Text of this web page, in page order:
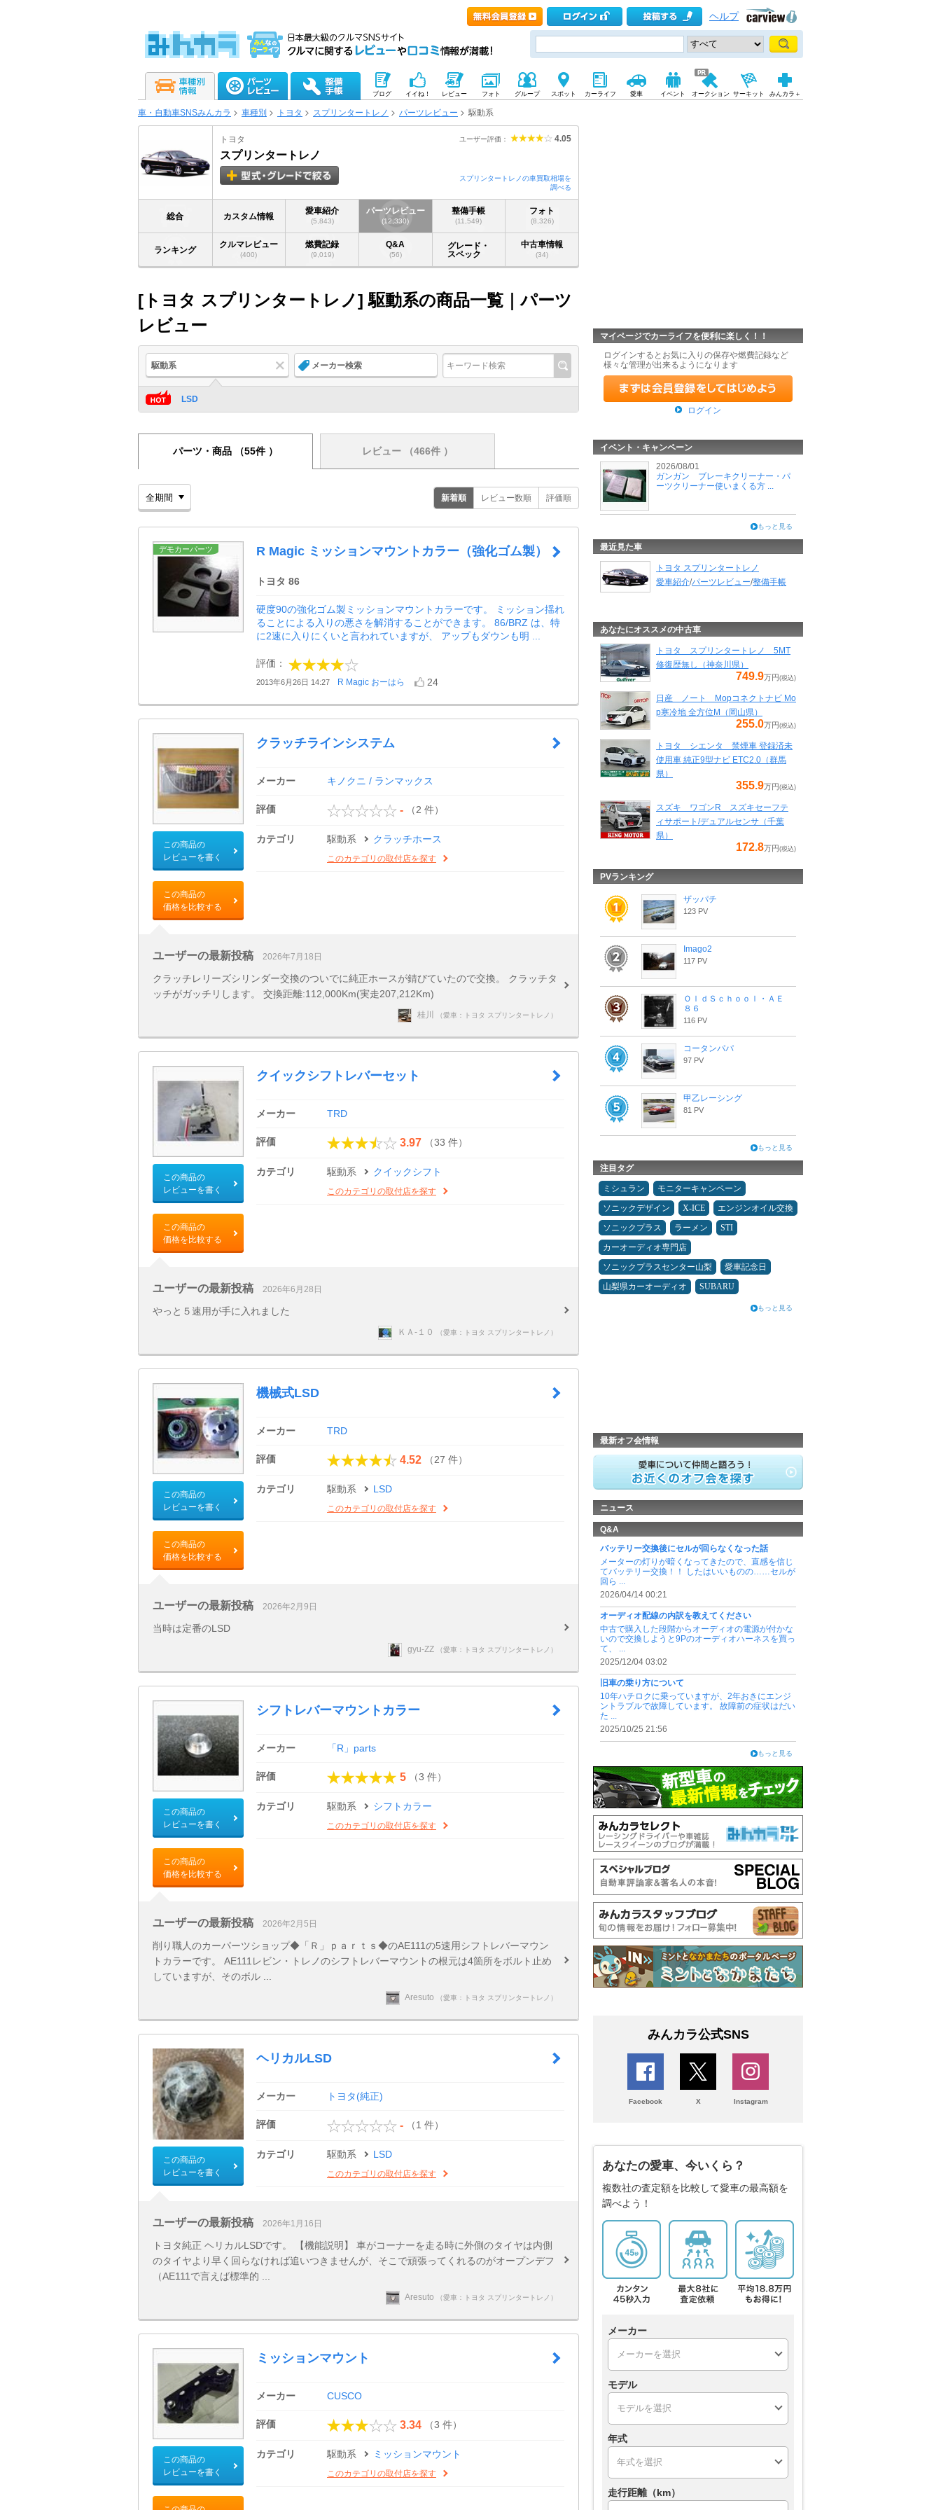
ヘルプ
ブログ イイね！ レビュー フォト グループ スポット カーライフ 愛車 イベント オークション サーキット みんカラ＋
車・自動車SNSみんカラ 車種別 トヨタ スプリンタートレノ パーツレビュー 駆動系
ユーザー評価： 4.05
トヨタ
スプリンタートレノ
スプリンタートレノの車買取相場を
調べる
総合 カスタム情報
愛車紹介
(5,843)
パーツレビュー
(12,330)
整備手帳
(11,549)
フォト
(8,326)
ランキング
クルマレビュー
(400)
燃費記録
(9,019)
Q&A
(56)
グレード・
スペック
中古車情報
(34)
[トヨタ スプリンタートレノ] 駆動系の商品一覧｜パーツ
レビュー
駆動系 メーカー検索
LSD
パーツ・商品 （55件 ） レビュー （466件 ）
新着順 レビュー数順 評価順
デモカーパーツ R Magic ミッションマウントカラー（強化ゴム製）
トヨタ 86
硬度90の強化ゴム製ミッションマウントカラーです。 ミッション揺れ
ることによる入りの悪さを解消することができます。 86/BRZ は、特
に2速に入りにくいと言われていますが、 アップもダウンも明 ...
評価：
2013年6月26日 14:27 R Magic おーはら 24
この商品の
レビューを書く
この商品の
価格を比較する
クラッチラインシステム
メーカー キノクニ / ランマックス
評価 - （2 件）
カテゴリ 駆動系 クラッチホース
このカテゴリの取付店を探す
ユーザーの最新投稿 2026年7月18日
クラッチレリーズシリンダー交換のついでに純正ホースが錆びていたので交換。 クラッチタ
ッチがガッチリします。 交換距離:112,000Km(実走207,212Km)
桂川 （愛車：トヨタ スプリンタートレノ）
この商品の
レビューを書く
この商品の
価格を比較する
クイックシフトレバーセット
メーカー TRD
評価 3.97 （33 件）
カテゴリ 駆動系 クイックシフト
このカテゴリの取付店を探す
ユーザーの最新投稿 2026年6月28日
やっと５速用が手に入れました
ＫＡ-１０ （愛車：トヨタ スプリンタートレノ）
この商品の
レビューを書く
この商品の
価格を比較する
機械式LSD
メーカー TRD
評価 4.52 （27 件）
カテゴリ 駆動系 LSD
このカテゴリの取付店を探す
ユーザーの最新投稿 2026年2月9日
当時は定番のLSD
gyu-ZZ （愛車：トヨタ スプリンタートレノ）
この商品の
レビューを書く
この商品の
価格を比較する
シフトレバーマウントカラー
メーカー 「R」parts
評価 5 （3 件）
カテゴリ 駆動系 シフトカラー
このカテゴリの取付店を探す
ユーザーの最新投稿 2026年2月5日
削り職人のカーパーツショップ◆「Ｒ」ｐａｒｔｓ◆のAE111の5速用シフトレバーマウン
トカラーです。 AE111レビン・トレノのシフトレバーマウントの根元は4箇所をボルト止め
していますが、そのボル ...
Aresuto （愛車：トヨタ スプリンタートレノ）
この商品の
レビューを書く
ヘリカルLSD
メーカー トヨタ(純正)
評価 - （1 件）
カテゴリ 駆動系 LSD
このカテゴリの取付店を探す
ユーザーの最新投稿 2026年1月16日
トヨタ純正 ヘリカルLSDです。 【機能説明】 車がコーナーを走る時に外側のタイヤは内側
のタイヤより早く回らなければ追いつきませんが、そこで頑張ってくれるのがオープンデフ
（AE111で言えば標準的 ...
Aresuto （愛車：トヨタ スプリンタートレノ）
この商品の
レビューを書く
ミッションマウント
メーカー CUSCO
評価 3.34 （3 件）
カテゴリ 駆動系 ミッションマウント
このカテゴリの取付店を探す
マイページでカーライフを便利に楽しく！！
ログインするとお気に入りの保存や燃費記録など
様々な管理が出来るようになります
ログイン
イベント・キャンペーン
2026/08/01
ガンガン ブレーキクリーナー・パ
ーツクリーナー使いまくる方 ...
もっと見る
最近見た車
トヨタ スプリンタートレノ
愛車紹介/パーツレビュー/整備手帳
あなたにオススメの中古車
トヨタ スプリンタートレノ 5MT
修復歴無し（神奈川県）
749.9万円 (税込)
日産 ノート Mopコネクトナビ Mo
p寒冷地 全方位M（岡山県）
255.0万円 (税込)
トヨタ シエンタ 禁煙車 登録済未
使用車 純正9型ナビ ETC2.0（群馬
県）
355.9万円 (税込)
スズキ ワゴンR スズキセーフテ
ィサポート/デュアルセンサ（千葉
県）
172.8万円 (税込)
PVランキング
ザッパチ
123 PV
Imago2
117 PV
ＯｌｄＳｃｈｏｏｌ・ＡＥ
８６
116 PV
コータンパパ
97 PV
甲乙レーシング
81 PV
もっと見る
注目タグ
ミシュラン
モニターキャンペーン
ソニックデザイン
X-ICE
エンジンオイル交換
ソニックプラス
ラーメン
STI
カーオーディオ専門店
ソニックプラスセンター山梨
愛車記念日
山梨県カーオーディオ
SUBARU
もっと見る
最新オフ会情報
ニュース
Q&A
バッテリー交換後にセルが回らなくなった話
メーターの灯りが暗くなってきたので、直感を信じ
てバッテリー交換！！ したはいいものの……セルが
回ら ...
2026/04/14 00:21
オーディオ配線の内訳を教えてください
中古で購入した段階からオーディオの電源が付かな
いので交換しようと9Pのオーディオハーネスを買っ
て、 ...
2025/12/04 03:02
旧車の乗り方について
10年ハチロクに乗っていますが、2年おきにエンジ
ントラブルで故障しています。 故障前の症状はだい
た ...
2025/10/25 21:56
もっと見る
みんカラ公式SNS
Facebook X Instagram
あなたの愛車、今いくら？
複数社の査定額を比較して愛車の最高額を
調べよう！
メーカー
モデル
年式
走行距離（km）